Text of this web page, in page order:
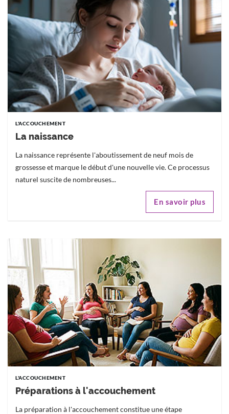
L'ACCOUCHEMENT
La naissance
La naissance représente l'aboutissement de neuf mois de
grossesse et marque le début d'une nouvelle vie. Ce processus
naturel suscite de nombreuses...
En savoir plus
L'ACCOUCHEMENT
Préparations à l'accouchement
La préparation à l'accouchement constitue une étape